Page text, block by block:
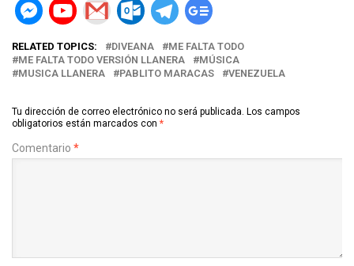
RELATED TOPICS: DIVEANA
ME FALTA TODO
ME FALTA TODO VERSIÓN LLANERA
MÚSICA
MUSICA LLANERA
PABLITO MARACAS VENEZUELA
Tu dirección de correo electrónico no será publicada. Los campos
obligatorios están marcados con *
Comentario *